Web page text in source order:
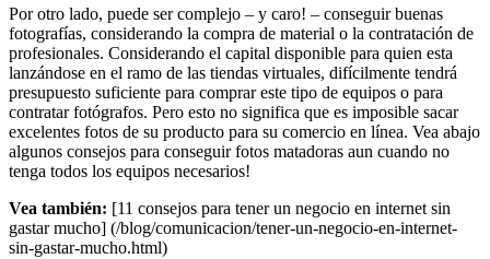
Por otro lado, puede ser complejo – y caro! – conseguir buenas
fotografías, considerando la compra de material o la contratación de
profesionales. Considerando el capital disponible para quien esta
lanzándose en el ramo de las tiendas virtuales, difícilmente tendrá
presupuesto suficiente para comprar este tipo de equipos o para
contratar fotógrafos. Pero esto no significa que es imposible sacar
excelentes fotos de su producto para su comercio en línea. Vea abajo
algunos consejos para conseguir fotos matadoras aun cuando no
tenga todos los equipos necesarios!
Vea también: [11 consejos para tener un negocio en internet sin
gastar mucho] (/blog/comunicacion/tener-un-negocio-en-internet-
sin-gastar-mucho.html)